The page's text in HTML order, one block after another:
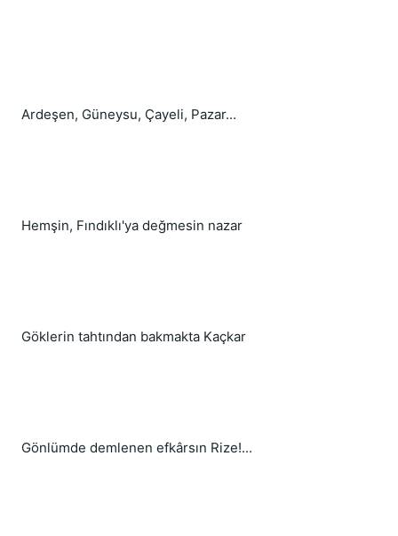
Ardeşen, Güneysu, Çayeli, Pazar...
Hemşin, Fındıklı'ya değmesin nazar
Göklerin tahtından bakmakta Kaçkar
Gönlümde demlenen efkârsın Rize!...